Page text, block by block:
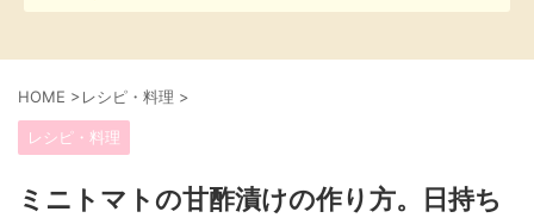
HOME >レシピ・料理 >
レシピ・料理
ミニトマトの甘酢漬けの作り方。日持ち